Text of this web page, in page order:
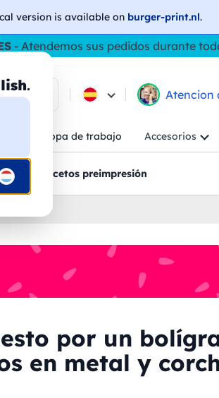
version is available on burger-print.nl.
.
- Atendemos sus pedidos durante
Atencion
Ropa de trabajo Accesorios
cliente Bocetos preimpresión
por un
en metal y